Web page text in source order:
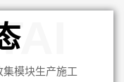
首页>>德阳公司动态
模块生产施工